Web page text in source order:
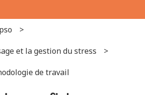
et la gestion du stress
de travail